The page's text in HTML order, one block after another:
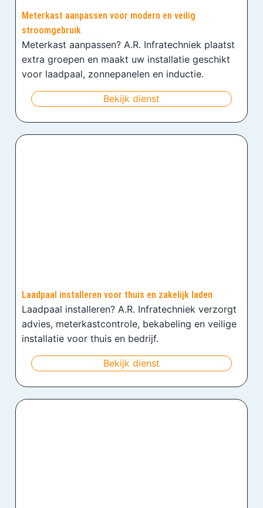
Meterkast aanpassen voor modern en veilig
stroomgebruik
Meterkast aanpassen? A.R. Infratechniek plaatst
extra groepen en maakt uw installatie geschikt
voor laadpaal, zonnepanelen en inductie.
Bekijk dienst
Laadpaal installeren voor thuis en zakelijk laden
Laadpaal installeren? A.R. Infratechniek verzorgt
advies, meterkastcontrole, bekabeling en veilige
installatie voor thuis en bedrijf.
Bekijk dienst